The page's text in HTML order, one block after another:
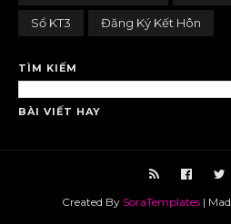
Sổ KT3 Đăng Ký Kết Hôn
TÌM KIẾM
BÀI VIẾT HAY
Created By SoraTemplates|